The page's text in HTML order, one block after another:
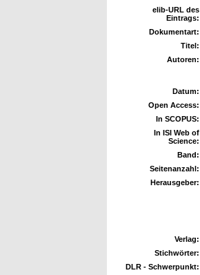
elib-URL des
Eintrags:
Dokumentart:
Titel:
Autoren:
Datum:
Open Access:
In SCOPUS:
In ISI Web of
Science:
Band:
Seitenanzahl:
Herausgeber:
Verlag:
Stichwörter:
DLR - Schwerpunkt: